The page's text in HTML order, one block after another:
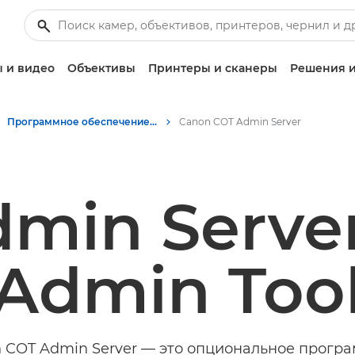
и видео Объективы Принтеры и сканеры Решения
Программное обеспечение для бизнеса Canon COT Admin Server
COT Admin Server — это опциональное